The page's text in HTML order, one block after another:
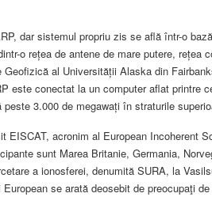
dar sistemul propriu zis se află într-o
o rețea de antene de mare putere, rețea
al Universității Alaska din
este conectat la un computer aflat printre
3.000 de megawați în straturile
EISCAT, acronim al European Incoherent
sunt Marea Britanie, Germania,
a ionosferei, denumită SURA, la
se arată deosebit de preocupaţi